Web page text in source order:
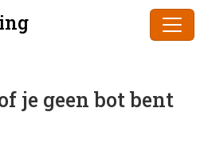
je geen bot bent